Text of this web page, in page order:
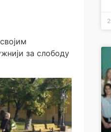
за слободу